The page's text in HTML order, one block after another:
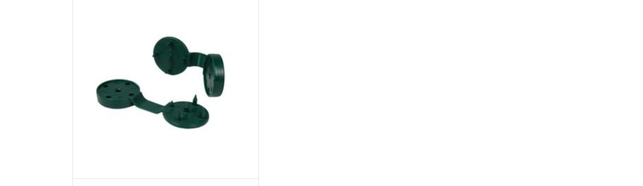
TOEVOEGEN AAN WINKELWAGEN